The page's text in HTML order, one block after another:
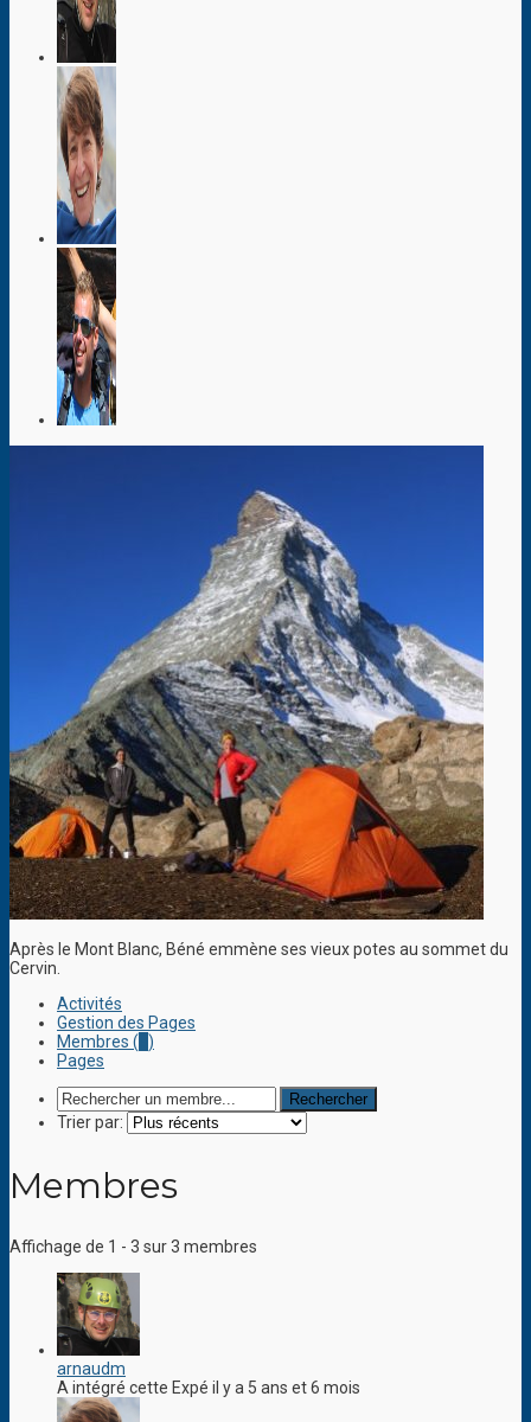
Après le Mont Blanc, Béné emmène ses vieux potes au sommet du
Cervin.
Activités
Gestion des Pages
Membres ( )
Pages
Trier par:
Membres
Affichage de 1 - 3 sur 3 membres
arnaudm
A intégré cette Expé il y a 5 ans et 6 mois